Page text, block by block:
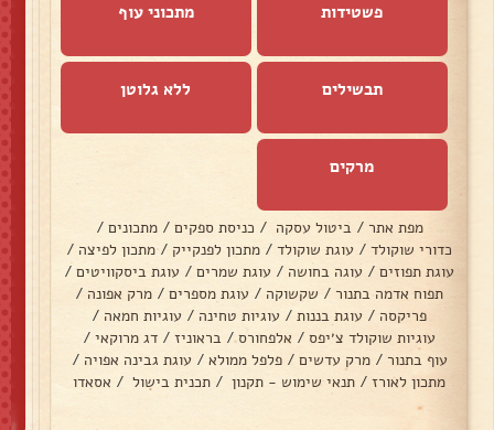
פשטידות מתכוני עוף
תבשילים ללא גלוטן
מרקים
מפת אתר / ביטול עסקה / כניסת ספקים / מתכונים /
כדורי שוקולד / עוגת שוקולד / מתכון לפנקייק / מתכון לפיצה /
עוגת תפוזים / עוגה בחושה / עוגת שמרים / עוגת ביסקוויטים /
תפוח אדמה בתנור / שקשוקה / עוגת מספרים / מרק אפונה /
פריקסה / עוגת בננות / עוגיות טחינה / עוגיות חמאה /
עוגיות שוקולד צ׳יפס / אלפחורס/ בראוניז / דג מרוקאי /
עוף בתנור / מרק עדשים / פלפל ממולא / עוגת גבינה אפויה /
מתכון לאורז / תנאי שימוש - תקנון / תכנית בישול / אסאדו